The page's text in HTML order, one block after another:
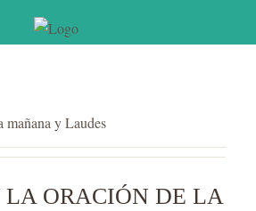
mañana y Laudes
ORACIÓN DE LA